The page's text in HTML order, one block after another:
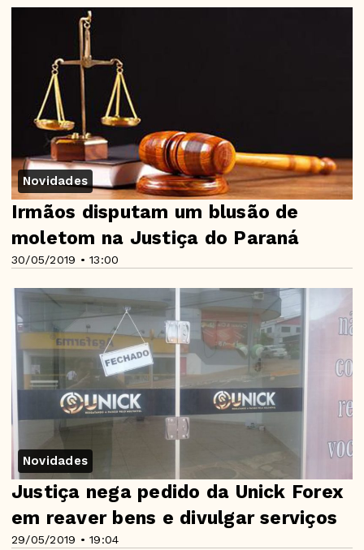
Novidades
30/05/2019 • 13:00
Irmãos disputam um blusão de
moletom na Justiça do Paraná
Novidades
29/05/2019 • 19:04
Justiça nega pedido da Unick Forex
em reaver bens e divulgar serviços